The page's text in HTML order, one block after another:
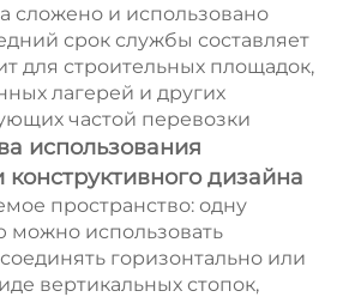
сложено и использовано
срок службы составляет
для строительных площадок,
лагерей и других
частой перевозки
использования
конструктивного дизайна
пространство: одну
можно использовать
горизонтально или
вертикальных стопок,